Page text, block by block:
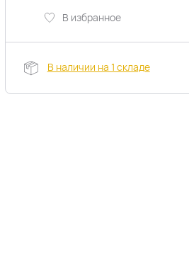
В избранное
В наличии на 1 складе